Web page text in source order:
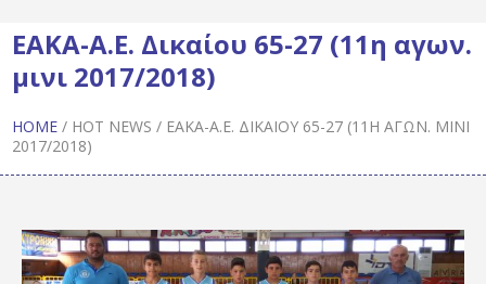
ΕΑΚΑ-Α.Ε. Δικαίου 65-27 (11η αγων.
μινι 2017/2018)
HOME / HOT NEWS / ΕΑΚΑ-Α.Ε. ΔΙΚΑΊΟΥ 65-27 (11Η ΑΓΩΝ. ΜΙΝΙ
2017/2018)